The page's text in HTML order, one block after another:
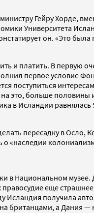
Гейру Хорде,
Университета
он. «Это
и платить. В
первое условие
поступиться
на это, больше
в Исландии
пересадку в Осло,
«наследии
Национальном
еще
Исландия получила
британцами, а Дания —